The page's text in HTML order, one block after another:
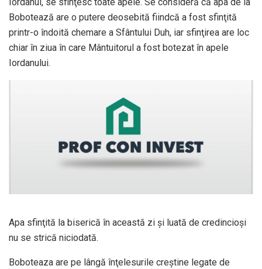
Bobotează are o putere deosebită fiindcă a fost sfinţită
printr-o îndoită chemare a Sfântului Duh, iar sfinţirea are loc
chiar în ziua în care Mântuitorul a fost botezat în apele
Iordanului.
Apa sfinţită la biserică în această zi şi luată de credincioşi
nu se strică niciodată.
Boboteaza are pe lângă înţelesurile creştine legate de